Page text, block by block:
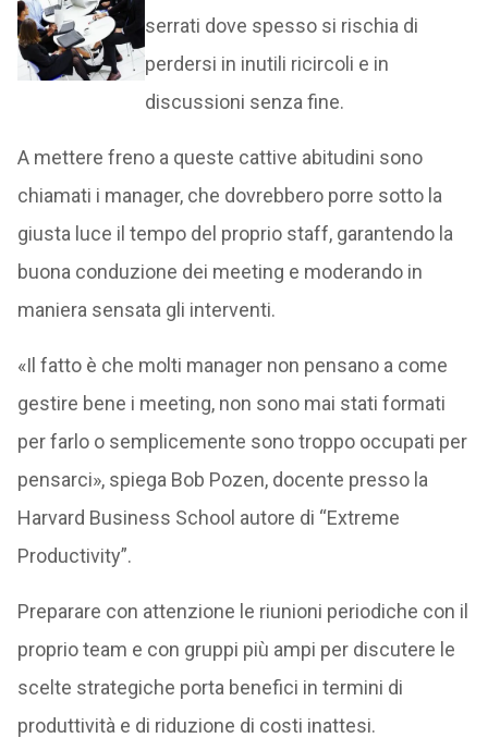
serrati dove spesso si rischia di
perdersi in inutili ricircoli e in
discussioni senza fine.
A mettere freno a queste cattive abitudini sono
chiamati i manager, che dovrebbero porre sotto la
giusta luce il tempo del proprio staff, garantendo la
buona conduzione dei meeting e moderando in
maniera sensata gli interventi.
«Il fatto è che molti manager non pensano a come
gestire bene i meeting, non sono mai stati formati
per farlo o semplicemente sono troppo occupati per
pensarci», spiega Bob Pozen, docente presso la
Harvard Business School autore di “Extreme
Productivity”.
Preparare con attenzione le riunioni periodiche con il
proprio team e con gruppi più ampi per discutere le
scelte strategiche porta benefici in termini di
produttività e di riduzione di costi inattesi.